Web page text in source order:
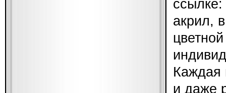
ссылке:
акрил,
Каждая
и даже